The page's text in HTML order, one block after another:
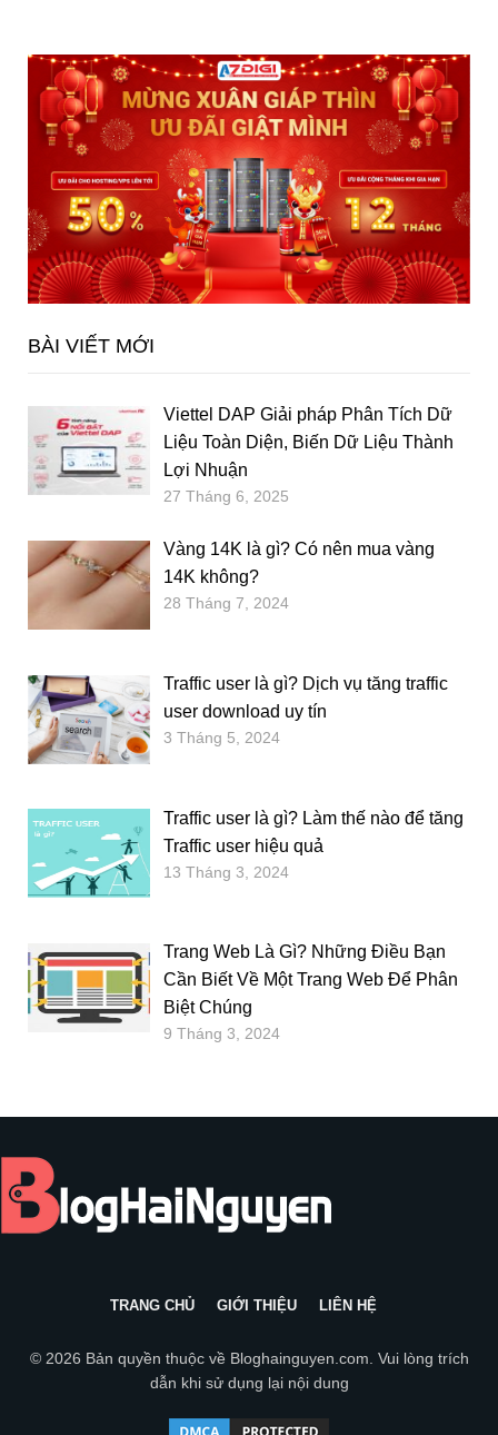
BÀI VIẾT MỚI
Viettel DAP Giải pháp Phân Tích Dữ
Liệu Toàn Diện, Biến Dữ Liệu Thành
Lợi Nhuận
27 Tháng 6, 2025
Vàng 14K là gì? Có nên mua vàng
14K không?
28 Tháng 7, 2024
Traffic user là gì? Dịch vụ tăng traffic
user download uy tín
3 Tháng 5, 2024
Traffic user là gì? Làm thế nào để tăng
Traffic user hiệu quả
13 Tháng 3, 2024
Trang Web Là Gì? Những Điều Bạn
Cần Biết Về Một Trang Web Để Phân
Biệt Chúng
9 Tháng 3, 2024
TRANG CHỦ GIỚI THIỆU LIÊN HỆ
© 2026 Bản quyền thuộc về Bloghainguyen.com . Vui lòng trích
dẫn khi sử dụng lại nội dung